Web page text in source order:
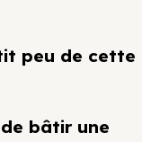
peu de cette
bâtir une